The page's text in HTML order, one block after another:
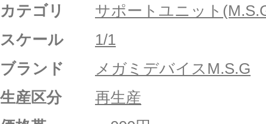
カテゴリ
サポートユニット
スケール
1/1
ブランド
メガミデバイスM.S.G
生産区分
再生産